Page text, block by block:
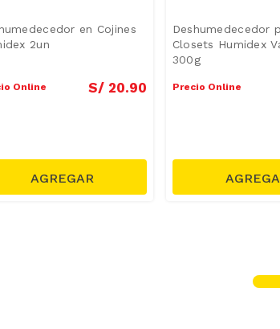
en Cojines
2un
Online S/ 20.90
Deshumedecedor
Closets Humidex
300g
Precio Online